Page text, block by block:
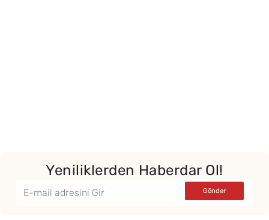
Yeniliklerden Haberdar Ol!